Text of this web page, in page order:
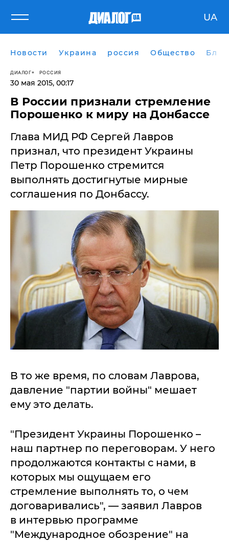
UA
Новости Украина россия Общество
ДИАЛОГ РОССИЯ
30 мая 2015, 00:17
В России признали стремление
Порошенко к миру на Донбассе
Глава МИД РФ Сергей Лавров
признал, что президент Украины
Петр Порошенко стремится
выполнять достигнутые мирные
соглашения по Донбассу.
В то же время, по словам Лаврова,
давление "партии войны" мешает
ему это делать.
"Президент Украины Порошенко –
наш партнер по переговорам. У него
продолжаются контакты с нами, в
которых мы ощущаем его
стремление выполнять то, о чем
договаривались", — заявил Лавров
в интервью программе
"Международное обозрение" на